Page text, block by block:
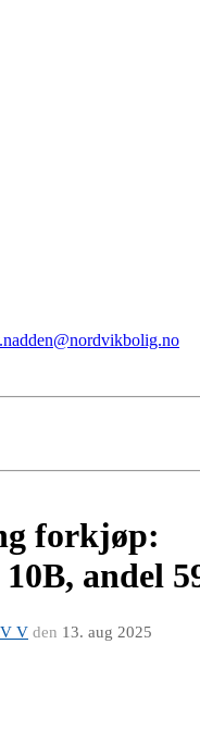
forkjøp:
andel
V den 13. aug 2025